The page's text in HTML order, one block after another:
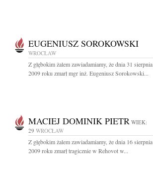
EUGENIUSZ SOROKOWSKI
WROCŁAW
Z głębokim żalem zawiadamiamy, że dnia 31 sierpnia
2009 roku zmarł mgr inż. Eugeniusz Sorokowski...
MACIEJ DOMINIK PIETR WIEK:
29 WROCŁAW
Z głębokim żalem zawiadamiamy, że dnia 16 sierpnia
2009 roku zmarł tragicznie w Rehovot w...